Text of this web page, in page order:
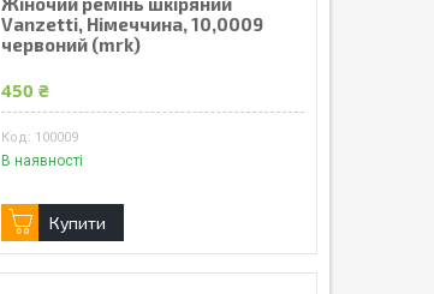
Vanzetti, Німеччина, 10,0009
червоний (mrk)
450 ₴
100009
В наявності
Купити